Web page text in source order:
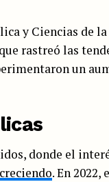
y Ciencias de la
rastreó las
un
donde el
. En 2022,